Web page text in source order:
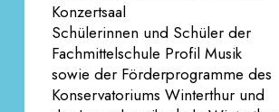
Konzertsaal
Schülerinnen und Schüler der
Fachmittelschule Profil Musik
sowie der Förderprogramme des
Konservatoriums Winterthur und